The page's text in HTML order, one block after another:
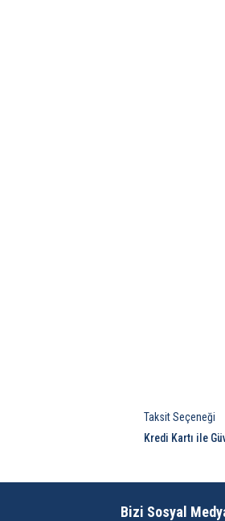
Taksit Seçeneği
Kredi Kartı ile
Bizi Sosyal